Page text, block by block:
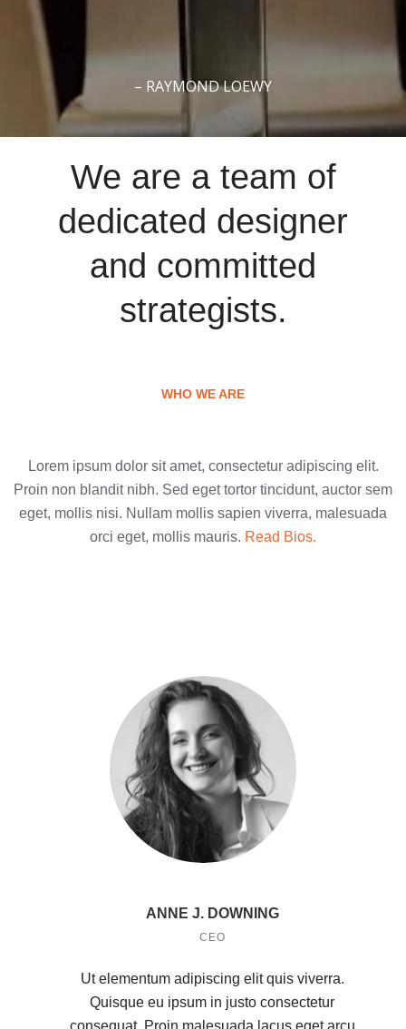
– RAYMOND LOEWY
We are a team of
dedicated designer
and committed
strategists.
WHO WE ARE
Lorem ipsum dolor sit amet, consectetur adipiscing elit.
Proin non blandit nibh. Sed eget tortor tincidunt, auctor sem
eget, mollis nisi. Nullam mollis sapien viverra, malesuada
orci eget, mollis mauris. Read Bios.
ANNE J. DOWNING
CEO
Ut elementum adipiscing elit quis viverra.
Quisque eu ipsum in justo consectetur